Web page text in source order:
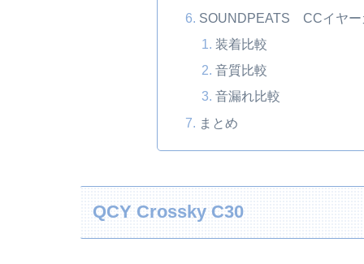
SOUNDPEATS CCイヤー
装着比較
音質比較
音漏れ比較
まとめ
QCY Crossky C30